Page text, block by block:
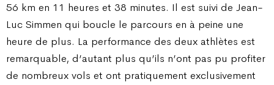
56 km en 11 heures et 38 minutes. Il est suivi de Jean-
Luc Simmen qui boucle le parcours en à peine une
heure de plus. La performance des deux athlètes est
remarquable, d’autant plus qu’ils n’ont pas pu profiter
de nombreux vols et ont pratiquement exclusivement